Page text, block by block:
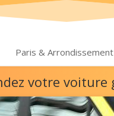
Paris & Arrondissement
votre